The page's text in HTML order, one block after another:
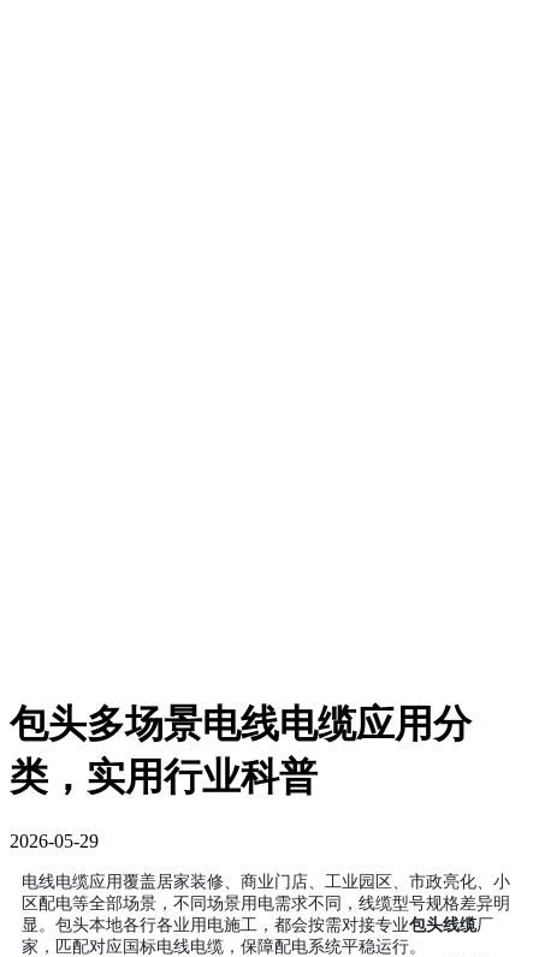
包头多场景电线电缆应用分
类，实用行业科普
2026-05-29
电线电缆应用覆盖居家装修、商业门店、工业园区、市政亮化、小
区配电等全部场景，不同场景用电需求不同，线缆型号规格差异明
显。包头本地各行各业用电施工，都会按需对接专业包头线缆厂
家，匹配对应国标电线电缆，保障配电系统平稳运行。